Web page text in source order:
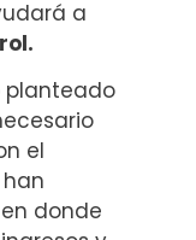
a
planteado
el
donde